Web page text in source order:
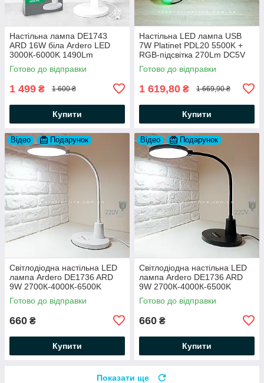
Настільна лампа DE1743
ARD 16W біла Ardero LED
3000К-6000K 1490Lm
потужна яскрава світлодіодна
482х253х200мм
Готово до відправки
1 499 ₴ 1 600 ₴
Купити
Настільна LED лампа USB
7W Platinet PDL20 5500K +
RGB-підсвітка 270Lm DC5V
(працює від Powerbank) біла
Готово до відправки
1 619,80 ₴ 1 669,90 ₴
Купити
Відео Подарунок
Світлодіодна настільна LED
лампа Ardero DE1736 ARD
9W 2700К-4000К-6500K
550Lm (Feron)
149х140х442мм біла
Готово до відправки
660 ₴
Купити
Відео Подарунок
Світлодіодна настільна LED
лампа Ardero DE1736 ARD
9W 2700К-4000К-6500K
550Lm (Feron)
149х140х442мм чорна
Готово до відправки
660 ₴
Купити
Показати ще